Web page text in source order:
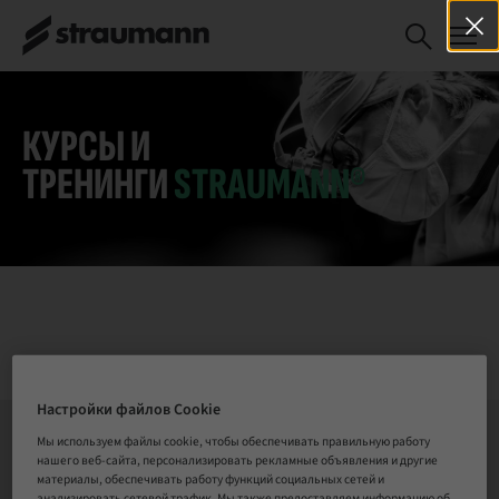
Straumann
Immediacy
Webinar Series -
Casebook
Special Edition
Asia
ЗАРЕГИСТРИРОВАТЬСЯ
КУРСЫ И
ТРЕНИНГИSTRAUMANN®
СВЯЗАТЬСЯ С НАМИ
Настройки файлов Cookie
Мы используем файлы cookie, чтобы обеспечивать правильную работу
нашего веб-сайта, персонализировать рекламные объявления и другие
материалы, обеспечивать работу функций социальных сетей и